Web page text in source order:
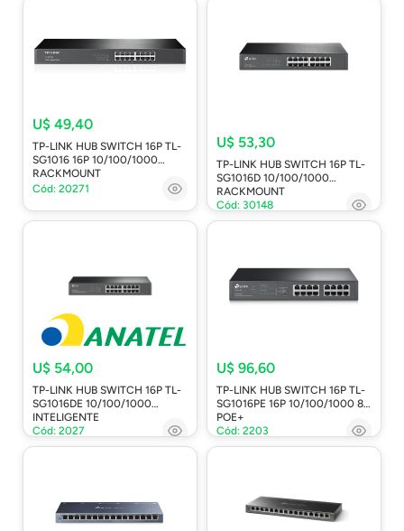
U$ 49,40
TP-LINK HUB SWITCH 16P TL-
SG1016 16P 10/100/1000
RACKMOUNT
Cód: 20271
U$ 53,30
TP-LINK HUB SWITCH 16P TL-
SG1016D 10/100/1000
RACKMOUNT
Cód: 30148
U$ 54,00
TP-LINK HUB SWITCH 16P TL-
SG1016DE 10/100/1000
INTELIGENTE
Cód: 2027
U$ 96,60
TP-LINK HUB SWITCH 16P TL-
SG1016PE 16P 10/100/1000 8P
POE+
Cód: 2203